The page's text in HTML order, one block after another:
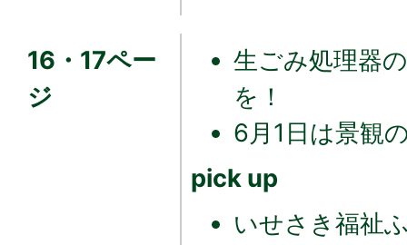
16・17ペー
ジ
生ごみ処理器
を！
6月1日は景観
pick up
いせさき福祉